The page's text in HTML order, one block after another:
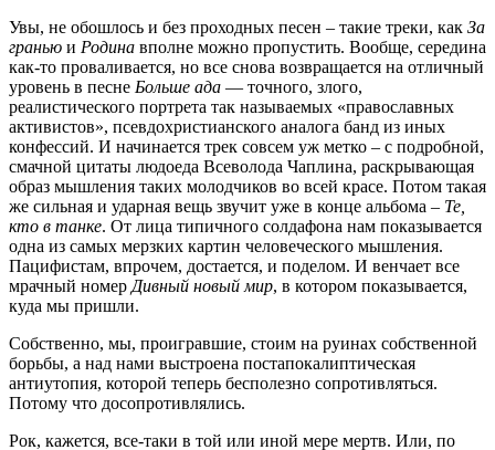
Увы, не обошлось и без проходных песен – такие треки, как За
гранью и Родина вполне можно пропустить. Вообще, середина
как-то проваливается, но все снова возвращается на отличный
уровень в песне Больше ада — точного, злого,
реалистического портрета так называемых «православных
активистов», псевдохристианского аналога банд из иных
конфессий. И начинается трек совсем уж метко – с подробной,
смачной цитаты людоеда Всеволода Чаплина, раскрывающая
образ мышления таких молодчиков во всей красе. Потом такая
же сильная и ударная вещь звучит уже в конце альбома – Те,
кто в танке. От лица типичного солдафона нам показывается
одна из самых мерзких картин человеческого мышления.
Пацифистам, впрочем, достается, и поделом. И венчает все
мрачный номер Дивный новый мир, в котором показывается,
куда мы пришли.
Собственно, мы, проигравшие, стоим на руинах собственной
борьбы, а над нами выстроена постапокалиптическая
антиутопия, которой теперь бесполезно сопротивляться.
Потому что досопротивлялись.
Рок, кажется, все-таки в той или иной мере мертв. Или, по